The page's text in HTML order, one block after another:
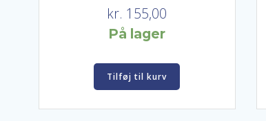
kr. 155,00
På lager
Tilføj til kurv